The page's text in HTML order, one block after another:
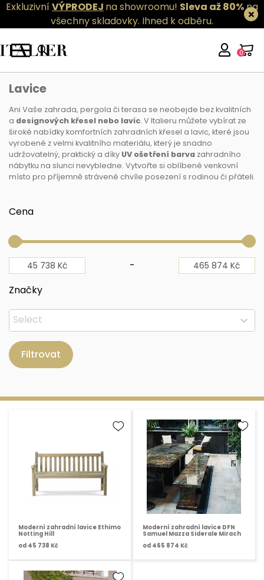
ExkluzivníVÝPRODEJ na showroomu! Sleva až 80%na
všechny skladovky. Ihned k odběru.
0
Lavice
Lavice
Ani Vaše zahrada, pergola či terasa se neobejde bez kvalitních
a designových křesel nebo lavic. V Italieru můžete vybírat ze
široké nabídky komfortních zahradních křesel a lavic, které jsou
vyrobené z velmi kvalitního materiálu, který je snadno
udržovatelný, praktický a díky UV ošetření barva zahradního
nábytku na slunci nevybledne. Vytvořte si oblíbené venkovní
místo pro příjemně strávené chvíle posezení s rodinou či přáteli.
Cena
-
Značky
Filtrovat
Moderní zahradní lavice Ethimo
Notting Hill
od 45 738 Kč
Moderní zahradní lavice DFN
Samuel Mazza Siderale Mirach
od 465 874 Kč